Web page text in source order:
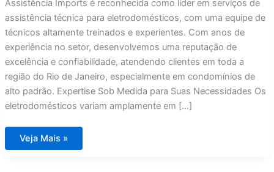
Assistência Imports é reconhecida como líder em serviços de
assistência técnica para eletrodomésticos, com uma equipe de
técnicos altamente treinados e experientes. Com anos de
experiência no setor, desenvolvemos uma reputação de
excelência e confiabilidade, atendendo clientes em toda a
região do Rio de Janeiro, especialmente em condomínios de
alto padrão. Expertise Sob Medida para Suas Necessidades Os
eletrodomésticos variam amplamente em […]
Técnico
Especializado
Veja Mais »